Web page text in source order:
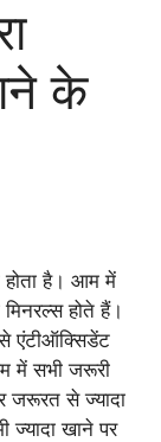
के
होता है। आम में
होते हैं।
एंटीऑक्सिडेंट
में सभी जरूरी
जरूरत से ज्यादा
खाने पर